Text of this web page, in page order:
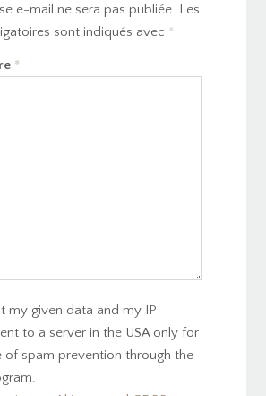
e-mail ne sera pas publiée. Les
sont indiqués avec *
*
my given data and my IP
to a server in the USA only for
of spam prevention through the